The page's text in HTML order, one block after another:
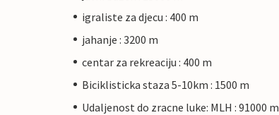
igraliste za djecu : 400 m
jahanje : 3200 m
centar za rekreaciju : 400 m
Biciklisticka staza 5-10km : 1500 m
Udaljenost do zracne luke: MLH : 91000 m